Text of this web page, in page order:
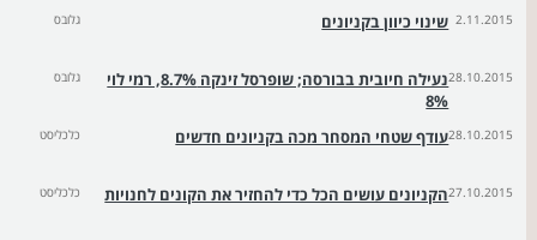
2.11.2015 שינוי כיוון בקניונים גלובס
28.10.2015
נעילה חיובית בבורסה; שופרסל זינקה 8.7%, רמי לוי
8%
גלובס
28.10.2015עודף שטחי המסחר מכה בקניונים חדשים כלכליסט
27.10.2015הקניונים עושים הכל כדי להחזיר את הקונים לחנויות כלכליסט